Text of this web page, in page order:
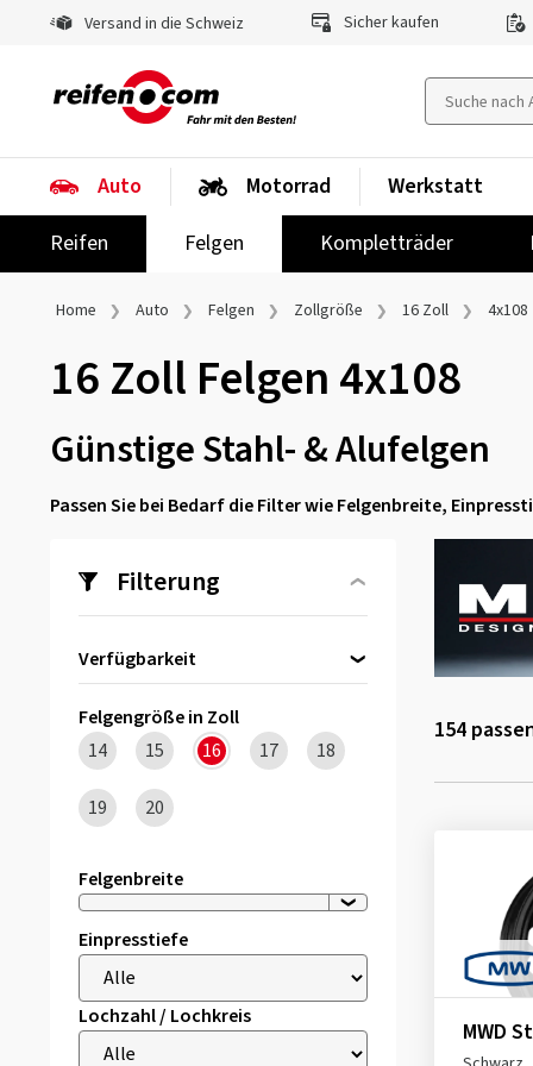
Versand in die Schweiz Sicher kaufen
Auto
Reifen
Felgen Kompletträder
Motorrad Werkstatt
Home Auto Felgen Zollgröße 16 Zoll 4x108
16 Zoll Felgen 4x108
Günstige Stahl- & Alufelgen
Passen Sie bei Bedarf die Filter wie Felgenbreite,
Filterung
Verfügbarkeit
Felgengröße in Zoll
14
15 16 17 18
19 20
Felgenbreite
Einpresstiefe
Lochzahl / Lochkreis
154
MWD